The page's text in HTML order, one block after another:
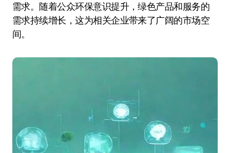
需求。随着公众环保意识提升，绿色产品和服务的
需求持续增长，这为相关企业带来了广阔的市场空
间。